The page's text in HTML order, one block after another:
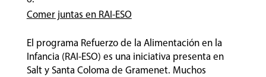
Comer juntas en RAI-ESO
El programa Refuerzo de la Alimentación en la
Infancia (RAI-ESO) es una iniciativa presenta en
Salt y Santa Coloma de Gramenet. Muchos